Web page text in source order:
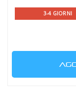
3-4 GIORNI